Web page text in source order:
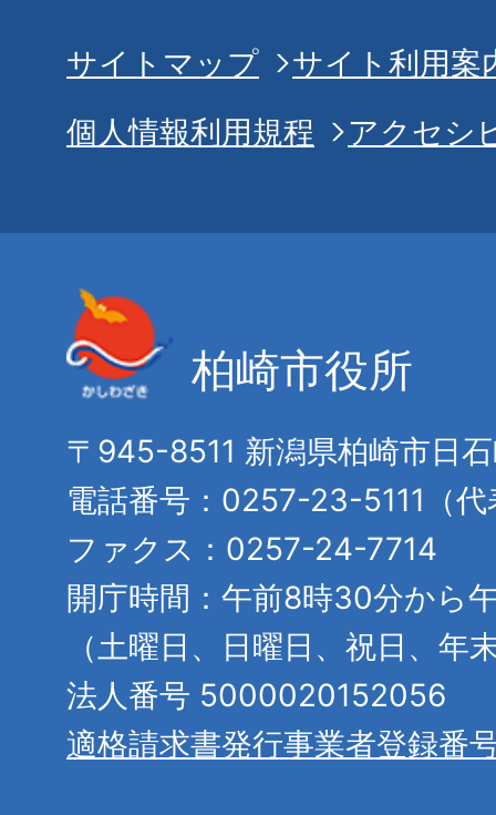
サイトマップ
サイト利用案
個人情報利用規程
アクセシ
柏崎市役所
〒945-8511 新潟県柏崎市日
電話番号：0257-23-5111（代
ファクス：0257-24-7714
開庁時間：午前8時30分から
（土曜日、日曜日、祝日、年
法人番号 5000020152056
適格請求書発行事業者登録番